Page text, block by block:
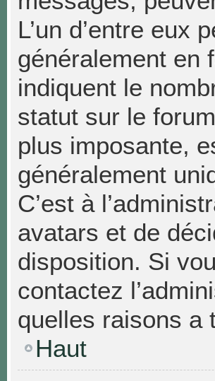
L’un d’entre eux
généralement en
indiquent le
statut sur le
plus imposante,
généralement
C’est à
avatars et de
disposition. Si
contactez
quelles raisons a
Haut